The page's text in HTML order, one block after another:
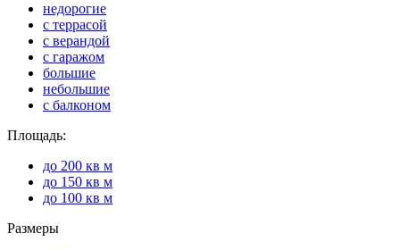
недорогие
с террасой
с верандой
с гаражом
большие
небольшие
с балконом
Площадь:
до 200 кв м
до 150 кв м
до 100 кв м
Размеры